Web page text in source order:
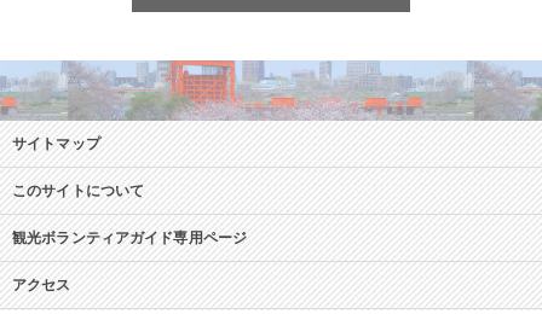
サイトマップ
このサイトについて
観光ボランティアガイド専用ページ
アクセス